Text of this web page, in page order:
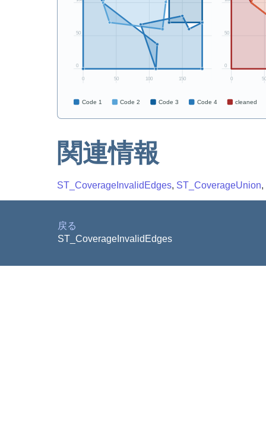
関連情報
ST_CoverageInvalidEdges, ST_CoverageUnion,
戻る
ST_CoverageInvalidEdges